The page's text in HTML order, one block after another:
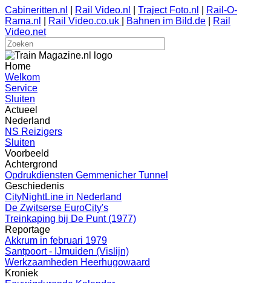
Cabineritten.nl Rail Video.nl Traject Foto.nl
Rail-O-
Rama.nl
Rail Video.co.uk Bahnen im Bild.de
Rail
Video.net
Home
Welkom
Service
Sluiten
Actueel
Nederland
NS Reizigers
Sluiten
Voorbeeld
Achtergrond
Opdrukdiensten Gemmenicher Tunnel
Geschiedenis
CityNightLine in Nederland
De Zwitserse EuroCity's
Treinkaping bij De Punt (1977)
Reportage
Akkrum in februari 1979
Santpoort - IJmuiden (Vislijn)
Werkzaamheden Heerhugowaard
Kroniek